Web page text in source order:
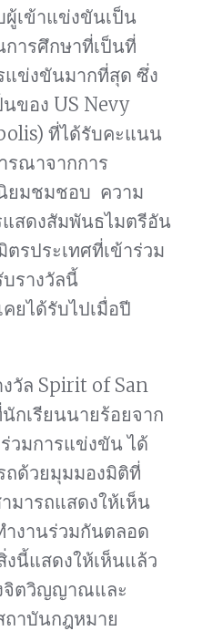
เข้าแข่งขันเป็น
ารศึกษาที่เป็นที่
แข่งขันมากที่สุด ซึ่ง
ของ US Nevy
ที่ได้รับคะแนน
รณาจากการ
ยมชมชอบ ความ
สดงสัมพันธไมตรีอัน
รประเทศที่เข้าร่วม
รางวัลนี้
คยได้รับไปเมื่อปี
วัล Spirit of San
กเรียนนายร้อยจาก
วมการแข่งขัน ได้
ถด้วยมุมมองมิติที่
มารถแสดงให้เห็น
ำงานร่วมกันตลอด
นี้แสดงให้เห็นแล้ว
จิตวิญญาณและ
าบันกฎหมาย